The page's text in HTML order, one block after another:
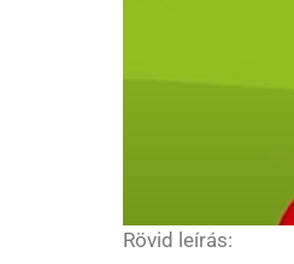
Rövid leírás: